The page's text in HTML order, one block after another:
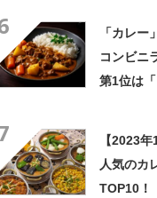
「カレー
コンビニ
第1位は
【2023
人気のカ
TOP10